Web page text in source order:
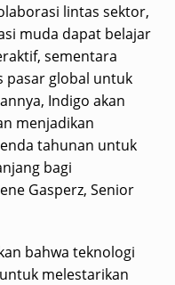
lintas sektor,
muda dapat belajar
sementara
pasar global untuk
Indigo akan
menjadikan
tahunan untuk
bagi
Gasperz, Senior
bahwa teknologi
melestarikan